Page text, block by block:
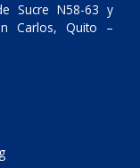
Sucre N58-63 y
Carlos, Quito –